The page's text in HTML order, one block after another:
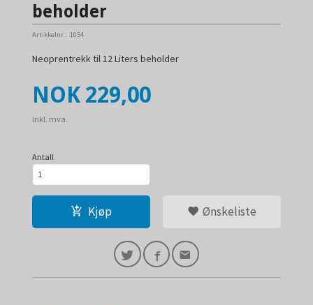
beholder
Artikkelnr.: 1054
Neoprentrekk til 12 Liters beholder
Pris
NOK 229,00
inkl. mva.
Antall
Kjøp Ønskeliste